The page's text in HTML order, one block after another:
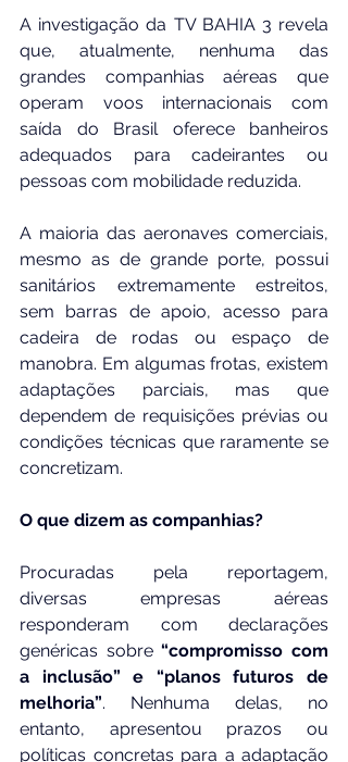
A investigação da TV BAHIA 3 revela
que, atualmente, nenhuma das
grandes companhias aéreas que
operam voos internacionais com
saída do Brasil oferece banheiros
adequados para cadeirantes ou
pessoas com mobilidade reduzida.
A maioria das aeronaves comerciais,
mesmo as de grande porte, possui
sanitários extremamente estreitos,
sem barras de apoio, acesso para
cadeira de rodas ou espaço de
manobra. Em algumas frotas, existem
adaptações parciais, mas que
dependem de requisições prévias ou
condições técnicas que raramente se
concretizam.
O que dizem as companhias?
Procuradas pela reportagem,
diversas empresas aéreas
responderam com declarações
genéricas sobre “compromisso com
a inclusão” e “planos futuros de
melhoria”. Nenhuma delas, no
entanto, apresentou prazos ou
políticas concretas para a adaptação